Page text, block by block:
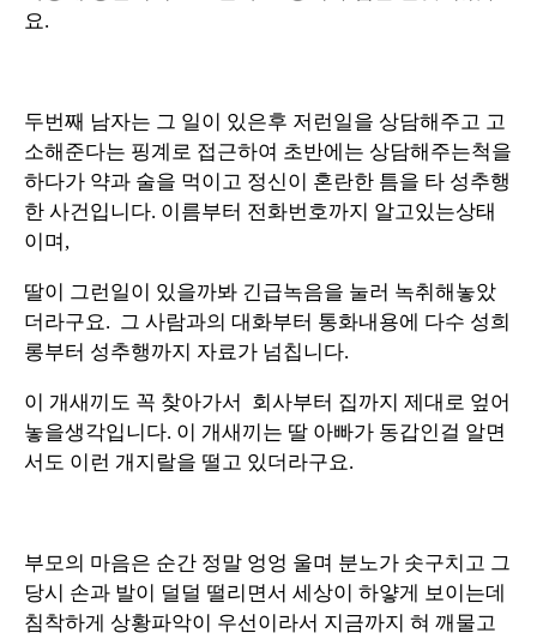
요.
두번째 남자는 그 일이 있은후 저런일을 상담해주고 고
소해준다는 핑계로 접근하여 초반에는 상담해주는척을
하다가 약과 술을 먹이고 정신이 혼란한 틈을 타 성추행
한 사건입니다. 이름부터 전화번호까지 알고있는상태
이며,
딸이 그런일이 있을까봐 긴급녹음을 눌러 녹취해놓았
더라구요. 그 사람과의 대화부터 통화내용에 다수 성희
롱부터 성추행까지 자료가 넘칩니다.
이 개새끼도 꼭 찾아가서 회사부터 집까지 제대로 엎어
놓을생각입니다. 이 개새끼는 딸 아빠가 동갑인걸 알면
서도 이런 개지랄을 떨고 있더라구요.
부모의 마음은 순간 정말 엉엉 울며 분노가 솟구치고 그
당시 손과 발이 덜덜 떨리면서 세상이 하얗게 보이는데
침착하게 상황파악이 우선이라서 지금까지 혀 깨물고